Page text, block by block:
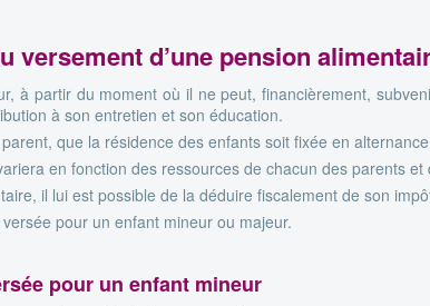
versement d’une pension
à partir du moment où il ne peut, financièrement,
à son entretien et son éducation.
que la résidence des enfants soit fixée en
en fonction des ressources de chacun des parents et
il lui est possible de la déduire fiscalement de son
pour un enfant mineur ou majeur.
pour un enfant mineur